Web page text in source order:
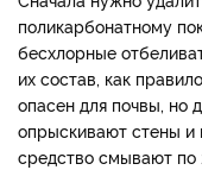
поликарбонатному
бесхлорные
их состав, как
опасен для почвы, но
опрыскивают стены и
средство смывают